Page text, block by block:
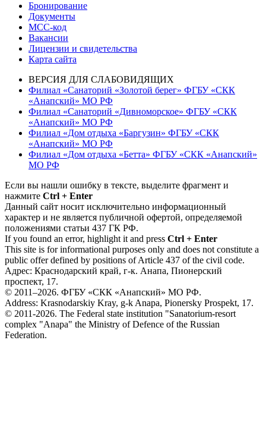
Бронирование
Документы
МСС-код
Вакансии
Лицензии и свидетельства
Карта сайта
ВЕРСИЯ ДЛЯ СЛАБОВИДЯЩИХ
Филиал «Санаторий «Золотой берег» ФГБУ «СКК
«Анапский» МО РФ
Филиал «Санаторий «Дивноморское» ФГБУ «СКК
«Анапский» МО РФ
Филиал «Дом отдыха «Баргузин» ФГБУ «СКК
«Анапский» МО РФ
Филиал «Дом отдыха «Бетта» ФГБУ «СКК «Анапский»
МО РФ
Если вы нашли ошибку в тексте, выделите фрагмент и
нажмите Ctrl + Enter
Данный сайт носит исключительно информационный
характер и не является публичной офертой, определяемой
положениями статьи 437 ГК РФ.
If you found an error, highlight it and press Ctrl + Enter
This site is for informational purposes only and does not constitute a
public offer defined by positions of Article 437 of the civil code.
Адрес: Краснодарский край, г-к. Анапа, Пионерский
проспект, 17.
© 2011–2026. ФГБУ «СКК «Анапский» МО РФ.
Address: Krasnodarskiy Kray, g-k Anapa, Pionersky Prospekt, 17.
© 2011-2026. The Federal state institution "Sanatorium-resort
complex "Anapa" the Ministry of Defence of the Russian
Federation.